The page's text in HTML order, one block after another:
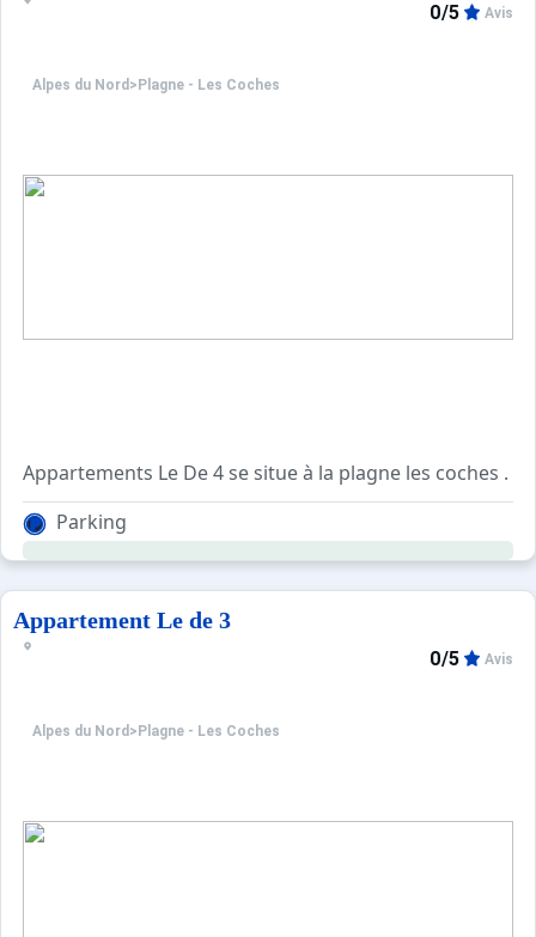
Alpes du Nord > Plagne - Les Coches
0/5 Avis
Appartements Le De 4 se situe à la plagne les coches .
Agréable et confortable, de 5 étages avec ascenseur,
Pour votre confort, vous trouverez sur place : un
Parking
Appartement Le de 3
Alpes du Nord > Plagne - Les Coches
0/5 Avis